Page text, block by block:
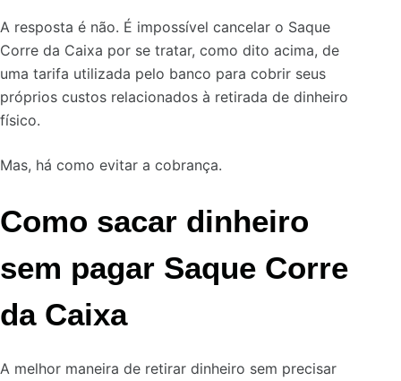
A resposta é não. É impossível cancelar o Saque
Corre da Caixa por se tratar, como dito acima, de
uma tarifa utilizada pelo banco para cobrir seus
próprios custos relacionados à retirada de dinheiro
físico.
Mas, há como evitar a cobrança.
Como sacar dinheiro
sem pagar Saque Corre
da Caixa
A melhor maneira de retirar dinheiro sem precisar